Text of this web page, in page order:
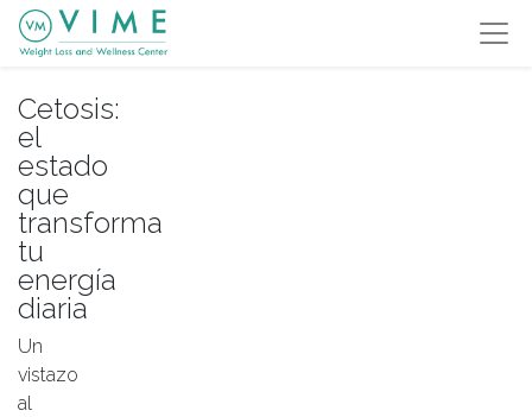
Cetosis:
el
estado
que
transforma
tu
energía
diaria
Un
vistazo
al